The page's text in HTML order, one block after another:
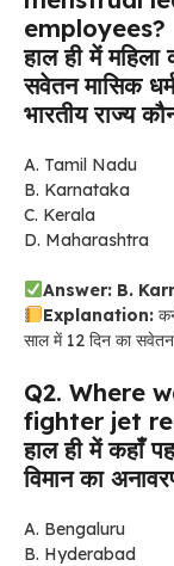
employees?
हाल ही में महिला
सवेतन मासिक
भारतीय राज्य
A. Tamil Nadu
B. Karnataka
C. Kerala
D. Maharashtra
Answer: B.
Explanation:
साल में 12 दिन का
Q2. Where
fighter jet
हाल ही में कहाँ
विमान का
A. Bengaluru
B. Hyderabad